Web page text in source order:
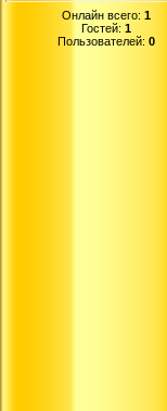
Онлайн всего: 1
Гостей: 1
Пользователей: 0